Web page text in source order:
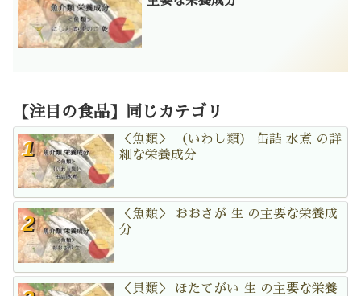
【注目の食品】同じカテゴリ
＜魚類＞ （いわし類） 缶詰 水煮 の詳
細な栄養成分
＜魚類＞ おおさが 生 の主要な栄養成
分
＜貝類＞ ほたてがい 生 の主要な栄養